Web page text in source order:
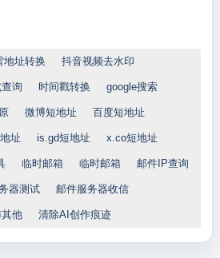
地址转换 抖音视频去水印
询 时间戳转换 google搜索
微博短地址 百度短地址
址 is.gd短地址 x.co短地址
临时邮箱 临时邮箱 邮件IP查询
器测试 邮件服务器收信
他 清除AI创作痕迹